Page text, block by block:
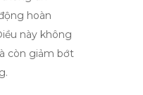
hoàn
này không
còn giảm bớt